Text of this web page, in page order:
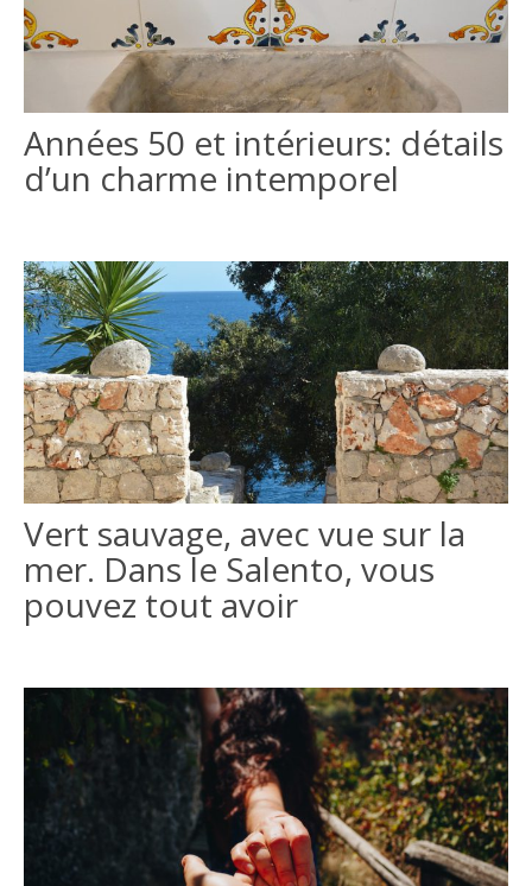
Années 50 et intérieurs: détails
d’un charme intemporel
Vert sauvage, avec vue sur la
mer. Dans le Salento, vous
pouvez tout avoir